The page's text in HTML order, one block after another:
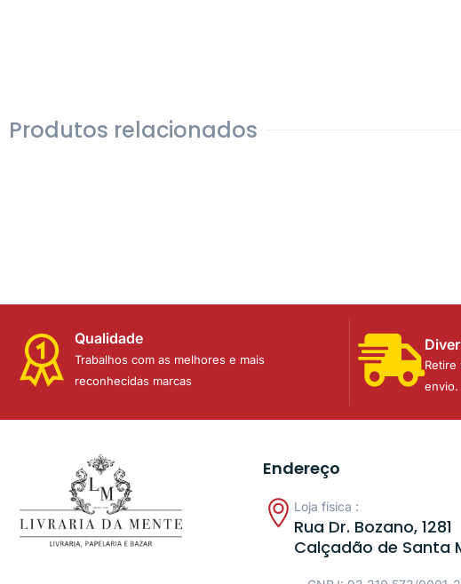
Produtos relacionados
Qualidade
Trabalhos com as melhores e mais
reconhecidas marcas
Retire
envio.
Endereço
Loja física :
Rua Dr. Bozano, 1281
Calçadão de Santa